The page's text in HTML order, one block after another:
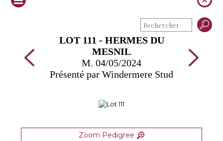
LOT 111 - HERMES DU
MESNIL
M. 04/05/2024
Présenté par Windermere Stud
Zoom Pedigree